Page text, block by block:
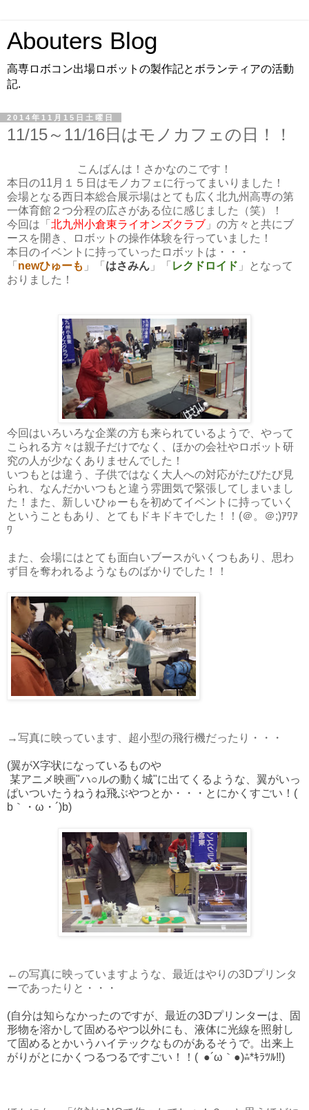
Abouters Blog
高専ロボコン出場ロボットの製作記とボランティアの活動
記.
2014年11月15日土曜日
11/15～11/16日はモノカフェの日！！
こんばんは！さかなのこです！
本日の11月１５日はモノカフェに行ってまいりました！
会場となる西日本総合展示場はとても広く北九州高専の第
一体育館２つ分程の広さがある位に感じました（笑）！
今回は「 北九州小倉東ライオンズクラブ 」の方々と共にブ
ースを開き、ロボットの操作体験を行っていました！
本日のイベントに持っていったロボットは・・・
「 newひゅーも 」「 はさみん 」「 レクドロイド 」となって
おりました！
今回はいろいろな企業の方も来られているようで、やって
こられる方々は親子だけでなく、ほかの会社やロボット研
究の人が少なくありませんでした！
いつもとは違う、子供ではなく大人への対応がたびたび見
られ、なんだかいつもと違う雰囲気で緊張してしまいまし
た！また、新しいひゅーもを初めてイベントに持っていく
ということもあり、とてもドキドキでした！！(＠。＠;)ｱﾜｱ
ﾜ
また、会場にはとても面白いブースがいくつもあり、思わ
ず目を奪われるようなものばかりでした！！
→写真に映っています、超小型の飛行機だったり・・・
(翼がX字状になっているものや
某アニメ映画"ハ○ルの動く城"に出てくるような、翼がいっ
ぱいついたうねうね飛ぶやつとか・・・とにかくすごい！(
b｀・ω・´)b)
←の写真に映っていますような、最近はやりの3Dプリンタ
ーであったりと・・・
(自分は知らなかったのですが、最近の3Dプリンターは、固
形物を溶かして固めるやつ以外にも、液体に光線を照射し
て固めるとかいうハイテックなものがあるそうで。出来上
がりがとにかくつるつるですごい！！( ●´ω｀●)⁂*ｷﾗﾂﾙ‼)